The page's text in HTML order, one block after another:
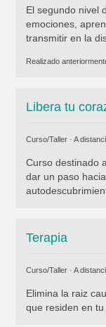
El segundo nivel
emociones,
transmitir en la
Realizado
Libera tu
Curso/Taller · A
Curso destinado
dar un paso
Terapia
Curso/Taller · A
Elimina la raiz
que residen en tu